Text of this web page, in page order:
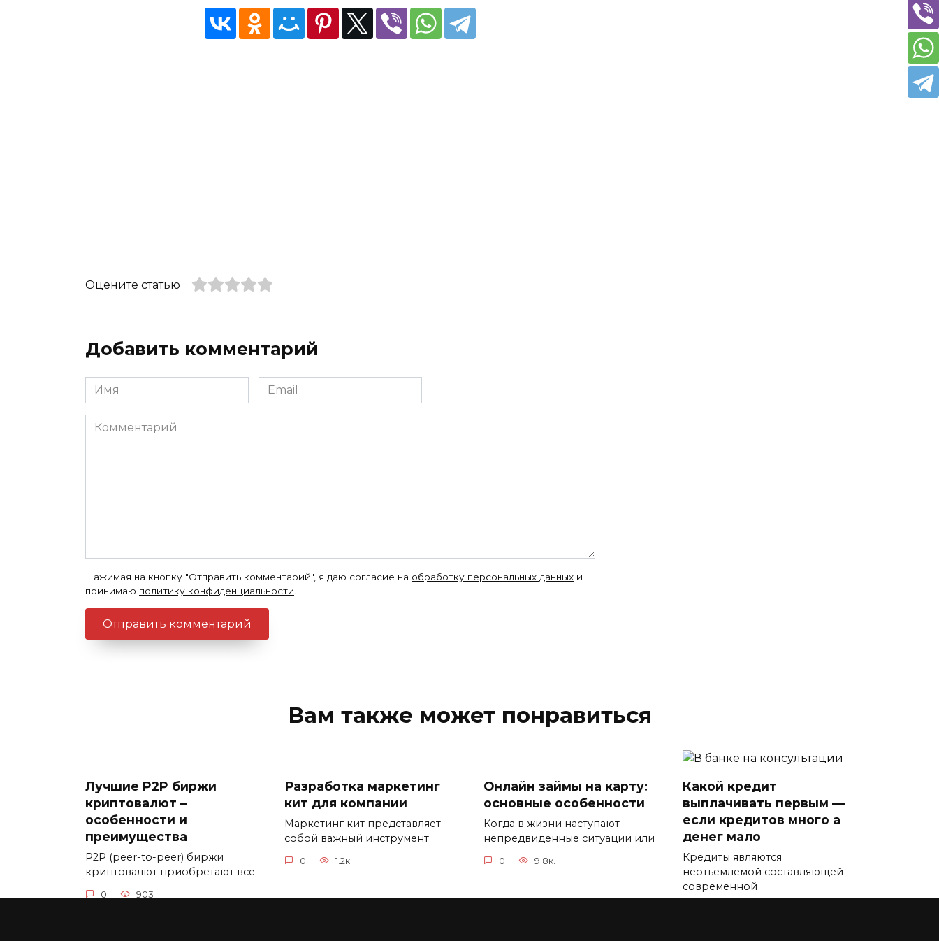
Оцените статью
Добавить комментарий
Имя
*
Email
*
Комментарий
Нажимая на кнопку "Отправить комментарий", я даю согласие на обработку персональных данных и
принимаю политику конфиденциальности
Вам также может понравиться
Лучшие P2P биржи
криптовалют –
особенности и
преимущества
P2P (peer-to-peer) биржи
криптовалют приобретают всё
0 903
Разработка маркетинг
кит для компании
Маркетинг кит представляет
собой важный инструмент
0 1.2к.
Онлайн займы на карту:
основные особенности
Когда в жизни наступают
непредвиденные ситуации или
0 9.8к.
Какой кредит
выплачивать первым —
если кредитов много а
денег мало
Кредиты являются
неотъемлемой составляющей
современной